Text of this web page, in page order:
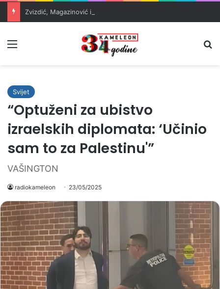
Svijet
“Optuženi za ubistvo
izraelskih diplomata: ‘Učinio
sam to za Palestinu'”
VAŠINGTON
radiokameleon 23/05/2025